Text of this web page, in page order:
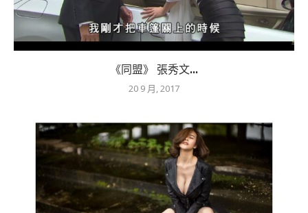
《同盟》 張秀文...
20 9 月, 2017